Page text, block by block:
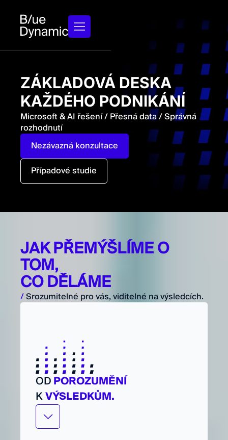
ZÁKLADOVÁ DESKA
KAŽDÉHO PODNIKÁNÍ
Microsoft & AI řešení / Přesná data / Správná
rozhodnutí
Nezávazná konzultace
Případové studie
JAK PŘEMÝŠLÍME O
TOM,
CO DĚLÁME
/Srozumitelné pro vás, viditelné na výsledcích.
ODPOROZUMĚNÍ
KVÝSLEDKŮM.
Chcete, aby se věci konečně pohnuly a
přinesly konkrétní výsledky?